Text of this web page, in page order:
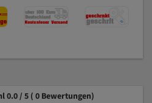
0.0 / 5 ( 0 Bewertungen)